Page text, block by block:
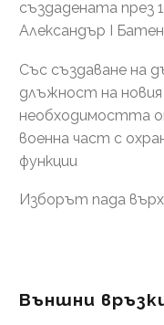
създадената през
Александър І
Със създаване на
длъжност на новия
необходимостта
военна част с
функции
Изборът пада
Външни